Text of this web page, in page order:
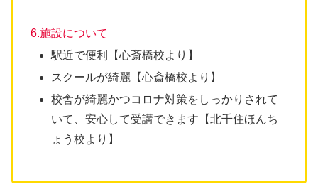
6.施設について
駅近で便利【心斎橋校より】
スクールが綺麗【心斎橋校より】
校舎が綺麗かつコロナ対策をしっかりされて
いて、安心して受講できます【北千住ほんち
ょう校より】